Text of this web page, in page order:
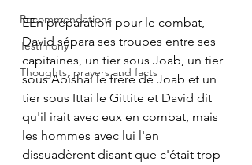
Recommendations
Testimony
Thoughts, prayers and facts
EEn préparation pour le combat,
David sépara ses troupes entre ses
capitaines, un tier sous Joab, un tier
sous Abishai le frère de Joab et un
tier sous Ittai le Gittite et David dit
qu'il irait avec eux en combat, mais
les hommes avec lui l'en
dissuadèrent disant que c'était trop